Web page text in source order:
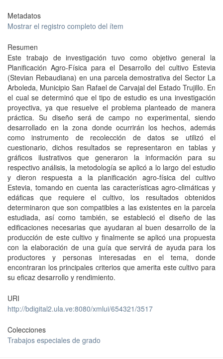
Metadatos
Mostrar el registro completo del ítem
Resumen
Este trabajo de investigación tuvo como objetivo general la
Planificación Agro-Física para el Desarrollo del cultivo Estevia
(Stevian Rebaudiana) en una parcela demostrativa del Sector La
Arboleda, Municipio San Rafael de Carvajal del Estado Trujillo. En
el cual se determinó que el tipo de estudio es una investigación
proyectiva, ya que resuelve el problema planteado de manera
práctica. Su diseño será de campo no experimental, siendo
desarrollado en la zona donde ocurrirán los hechos, además
como instrumento de recolección de datos se utilizó el
cuestionario, dichos resultados se representaron en tablas y
gráficos ilustrativos que generaron la información para su
respectivo análisis, la metodología se aplicó a lo largo del estudio
y dieron respuesta a la planificación agro-física del cultivo
Estevia, tomando en cuenta las características agro-climáticas y
edáficas que requiere el cultivo, los resultados obtenidos
determinaron que son compatibles a las existentes en la parcela
estudiada, así como también, se estableció el diseño de las
edificaciones necesarias que ayudaran al buen desarrollo de la
producción de este cultivo y finalmente se aplicó una propuesta
con la elaboración de una guía que servirá de ayuda para los
productores y personas interesadas en el tema, donde
encontraran los principales criterios que amerita este cultivo para
su eficaz desarrollo y rendimiento.
URI
http://bdigital2.ula.ve:8080/xmlui/654321/3517
Colecciones
Trabajos especiales de grado